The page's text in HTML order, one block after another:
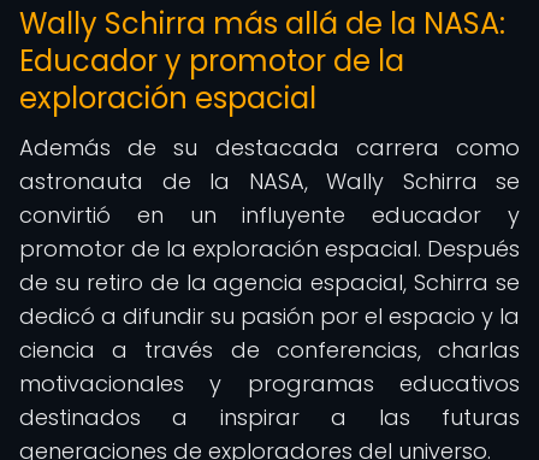
Wally Schirra más allá de la NASA:
Educador y promotor de la
exploración espacial
Además de su destacada carrera como
astronauta de la NASA, Wally Schirra se
convirtió en un influyente educador y
promotor de la exploración espacial. Después
de su retiro de la agencia espacial, Schirra se
dedicó a difundir su pasión por el espacio y la
ciencia a través de conferencias, charlas
motivacionales y programas educativos
destinados a inspirar a las futuras
generaciones de exploradores del universo.